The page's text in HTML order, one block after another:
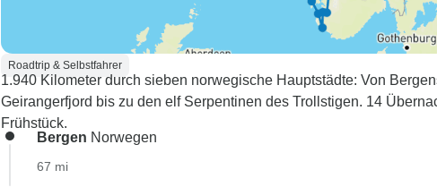
Roadtrip & Selbstfahrer
1.940 Kilometer durch sieben norwegische Hauptstädte: Von
Geirangerfjord bis zu den elf Serpentinen des Trollstigen. 14
Frühstück.
Bergen Norwegen
67 mi